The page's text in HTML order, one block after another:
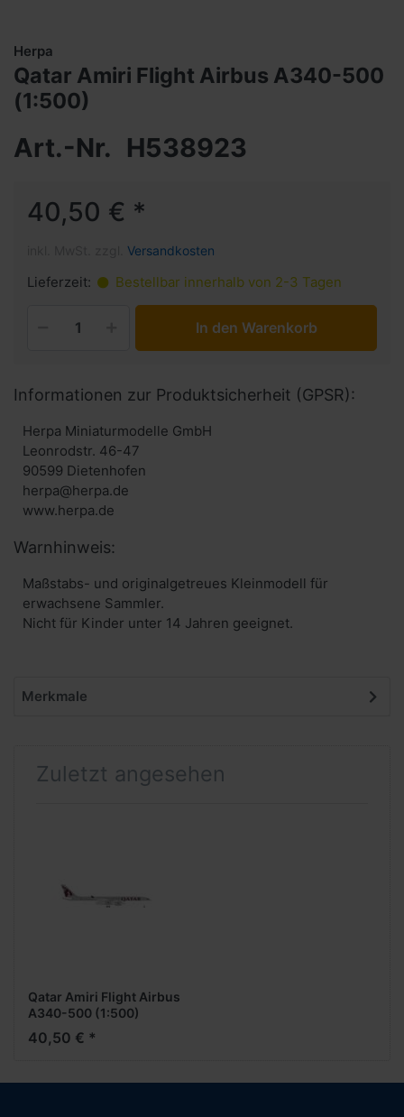
Herpa
Qatar Amiri Flight Airbus A340-500
(1:500)
Art.-Nr. H538923
40,50 € *
Versandkosten
Lieferzeit: Bestellbar innerhalb von 2-3 Tagen
In den Warenkorb
Informationen zur Produktsicherheit (GPSR):
Herpa Miniaturmodelle GmbH
Leonrodstr. 46-47
90599 Dietenhofen
herpa@herpa.de
www.herpa.de
Warnhinweis:
Maßstabs- und originalgetreues Kleinmodell für
erwachsene Sammler.
Nicht für Kinder unter 14 Jahren geeignet.
Merkmale
Zuletzt angesehen
Qatar Amiri Flight Airbus
A340-500 (1:500)
40,50 € *